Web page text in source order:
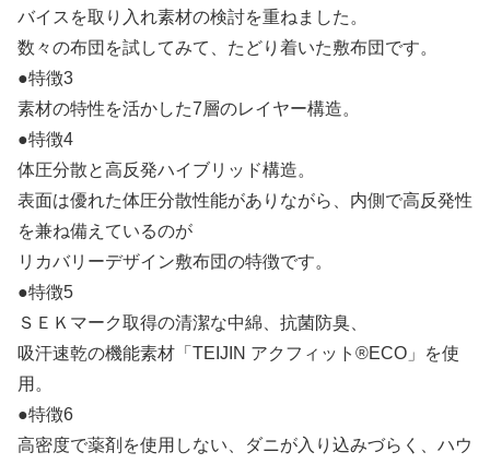
バイスを取り入れ素材の検討を重ねました。
数々の布団を試してみて、たどり着いた敷布団です。
●特徴3
素材の特性を活かした7層のレイヤー構造。
●特徴4
体圧分散と高反発ハイブリッド構造。
表面は優れた体圧分散性能がありながら、内側で高反発性
を兼ね備えているのが
リカバリーデザイン敷布団の特徴です。
●特徴5
ＳＥＫマーク取得の清潔な中綿、抗菌防臭、
吸汗速乾の機能素材「TEIJIN アクフィット®ECO」を使
用。
●特徴6
高密度で薬剤を使用しない、ダニが入り込みづらく、ハウ